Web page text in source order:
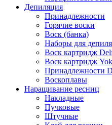
Депиляция
Принадлежности
Горячие воски
Воск (банка)
Наборы для
Воск картридж
Воск картридж
Принадлежности
Воскоплавы
Наращивание ресниц
Накладные
Пучковые
Штучные